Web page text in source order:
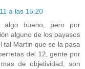
a las 15:20
algo bueno, pero por
alguno de los payasos
tal Martin que se la pasa
del 12, gente por
de objetividad, son